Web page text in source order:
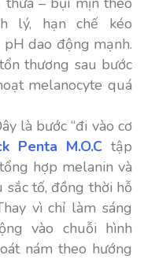
lý, hạn chế kéo
dao động mạnh.
thương sau bước
melanocyte quá
là bước “đi vào cơ
Penta M.O.C tập
hợp melanin và
tố, đồng thời hỗ
vì chỉ làm sáng
vào chuỗi hình
nám theo hướng